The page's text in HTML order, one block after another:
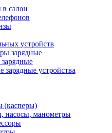
салон
устройств
зарядные
зарядные устройства
(касперы)
насосы, манометры